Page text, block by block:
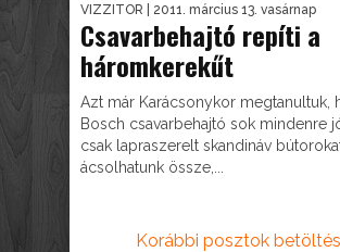
VIZZITOR | 2011. március 13. vasárnap
Csavarbehajtó repíti a
háromkerekűt
Azt már Karácsonykor megtanultuk,
Bosch csavarbehajtó sok mindenre
csak lapraszerelt skandináv
ácsolhatunk össze,...
Korábbi posztok